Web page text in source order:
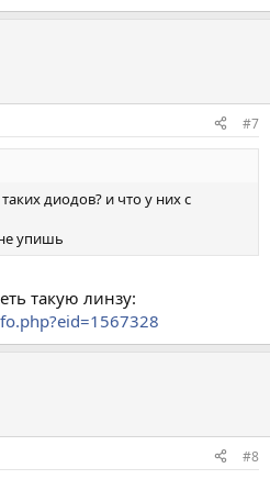
#7
диодов? и что у них с
упишь
такую линзу:
#8